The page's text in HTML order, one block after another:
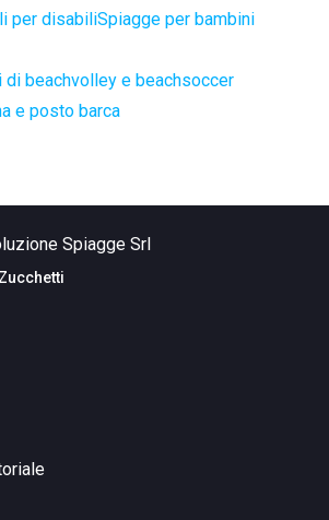
per disabiliSpiagge per bambini
di beachvolley e beachsoccer
e posto barca
Spiagge Srl